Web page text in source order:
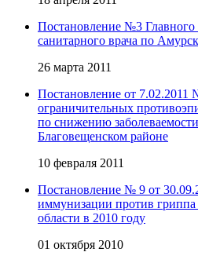
Постановление №3 Главного
санитарного врача по
26 марта 2011
Постановление от
ограничительных
по снижению
Благовещенском районе
10 февраля 2011
Постановление № 9 от
иммунизации против
области в 2010 году
01 октября 2010